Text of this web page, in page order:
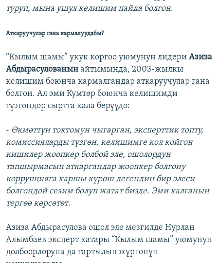
туруп, мына ушул келишим пайда болгон.
Аткаруучулар гана кармалуудабы?
“Кылым шамы” укук коргоо уюмунун лидери Азиза
Абдырасулованын айтымында, 2003-жылкы
келишим боюнча кармалгандар аткаруучулар гана
болгон. Ал эми Кумтөр боюнча келишимди
түзгөндөр сыртта кала берүүдө:
- Өкмөттүн токтомун чыгарган, эксперттик топту,
комиссияларды түзгөн, келишимге кол койгон
кишилер жоопкер болбой эле, ошолордун
тапшырмасын аткаргандар жоопкер болгону
коррупцияга каршы күрөш дегендин бир элеси
болгондой сезим болуп жатат бизде. Эми калганын
тергөө көрсөтөт.
Азиза Абдырасулова ошол эле мезгилде Нурлан
Алымбаев эксперт катары “Кылым шамы” уюмунун
долбоорлоруна да тартылып жүргөнүн